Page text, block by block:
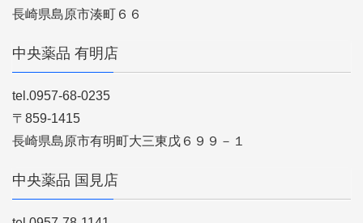
長崎県島原市湊町６６
中央薬品 有明店
tel.0957-68-0235
〒859-1415
長崎県島原市有明町大三東戊６９９－１
中央薬品 国見店